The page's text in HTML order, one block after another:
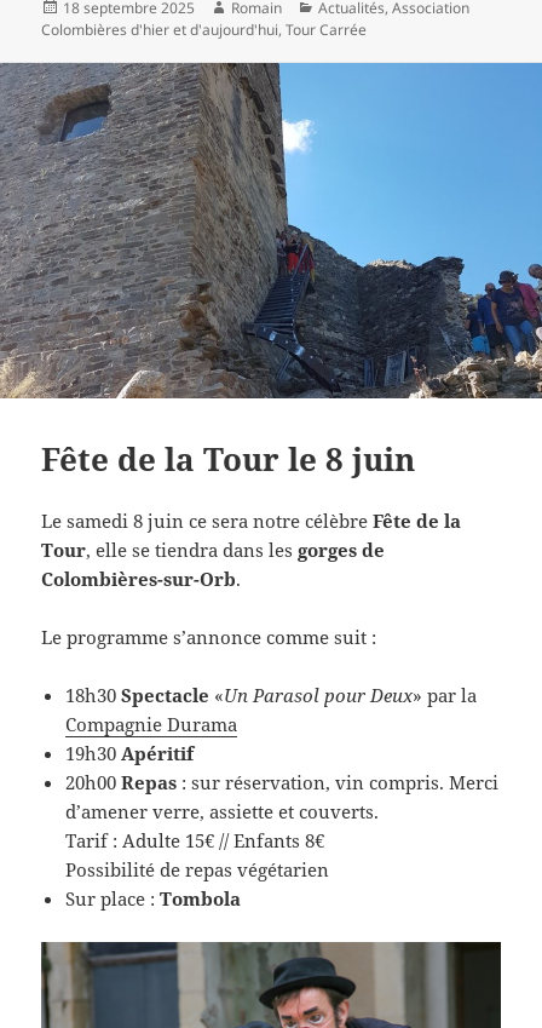
Publié
le
18 septembre 2025 Auteur
Romain Catégories
Actualités,Association
Colombières d'hier et d'aujourd'hui,Tour Carrée
Fête de la Tour le 8 juin
Le samedi 8 juin ce sera notre célèbreFête de la
Tour, elle se tiendra dans lesgorges de
Colombières-sur-Orb.
Le programme s’annonce comme suit :
18h30Spectacle «Un Parasol pour Deux» par la
Compagnie Durama
19h30Apéritif
20h00Repas : sur réservation, vin compris. Merci
d’amener verre, assiette et couverts.
Tarif : Adulte 15€ // Enfants 8€
Possibilité de repas végétarien
Sur place :Tombola